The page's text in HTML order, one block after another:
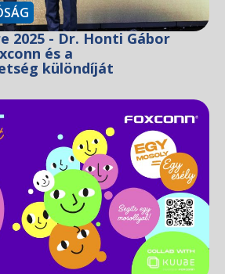
2025 - Dr. Honti Gábor
és a
különdíját